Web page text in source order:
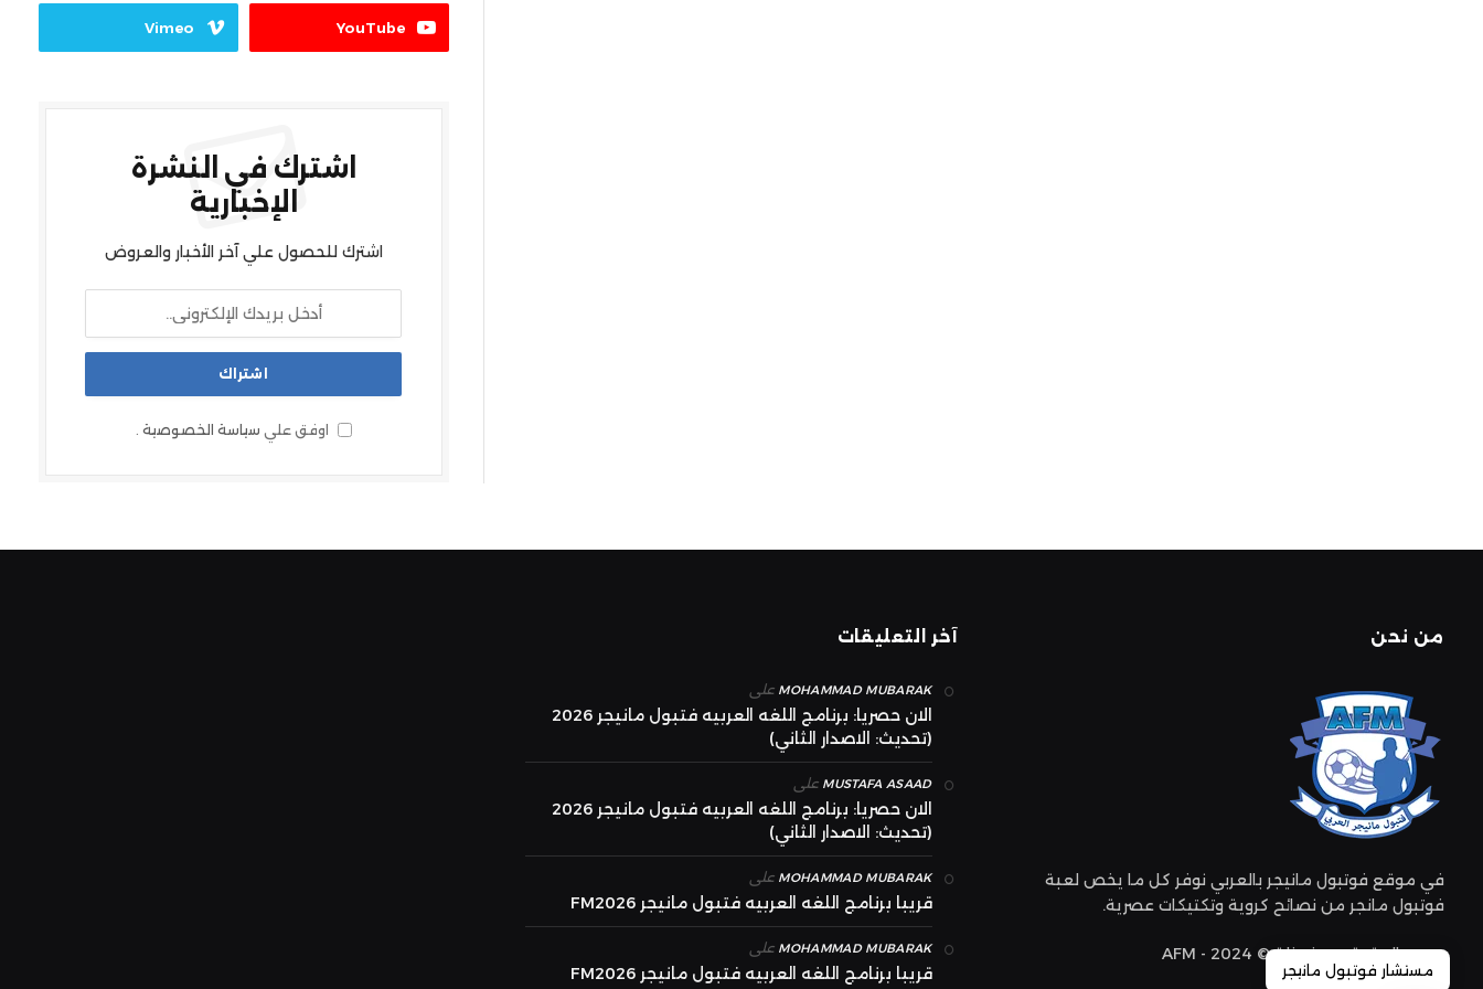
YouTube
Vimeo
اشترك في النشرة
الإخبارية
اشترك للحصول علي آخر الأخبار والعروض
اوفق علي سياسة الخصوصية .
من نحن
في موقع فوتبول مانيجر بالعربي نوفر كل ما يخص لعبة
فوتبول مانجر من نصائح كروية وتكتيكات عصرية.
جميع الحقوق محفوظة © 2024 - AFM
آخر التعليقات
MOHAMMAD MUBARAK على
الان حصريا: برنامج اللغه العربيه فتبول مانيجر 2026
(تحديث: الاصدار الثاني)
MUSTAFA ASAAD على
الان حصريا: برنامج اللغه العربيه فتبول مانيجر 2026
(تحديث: الاصدار الثاني)
MOHAMMAD MUBARAK على
قريبا برنامج اللغه العربيه فتبول مانيجر FM2026
MOHAMMAD MUBARAK على
قريبا برنامج اللغه العربيه فتبول مانيجر FM2026 مستشار فوتبول مانيجر